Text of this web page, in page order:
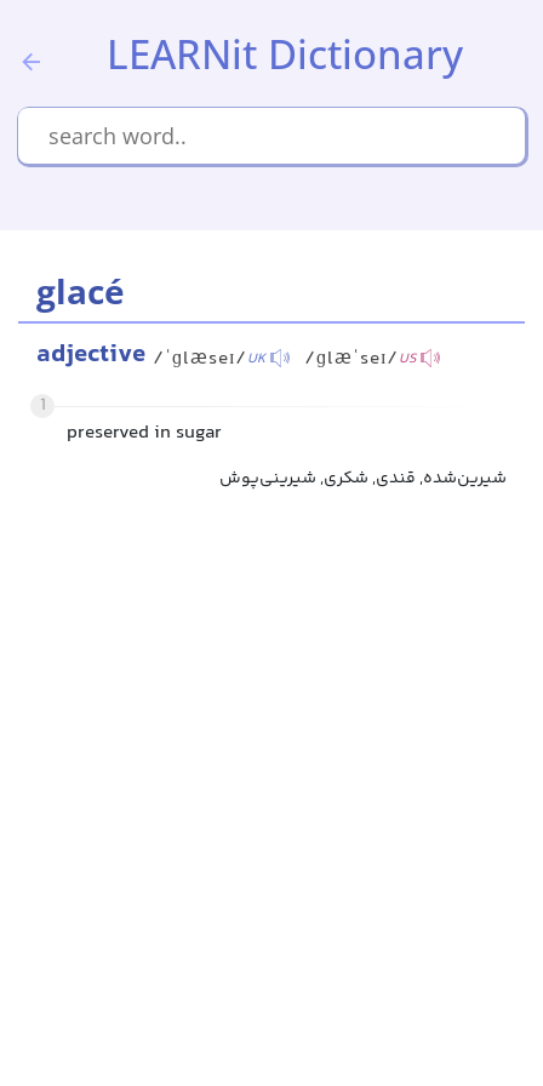
LEARNit Dictionary
glacé
adjective /ˈɡlæseɪ/UK /ɡlæˈseɪ/US
1
preserved in sugar
شیرین‌شده, قندی, شکری, شیرینی‌پوش